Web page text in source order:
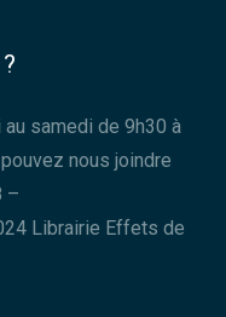
samedi de 9h30 à
nous joindre
–
Librairie Effets de